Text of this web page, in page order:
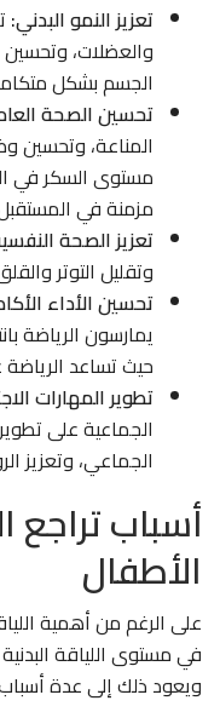
تعزيز النمو البدني:
والعضلات، وتحسين
الجسم بشكل
تحسين الصحة
المناعة، وتحسين
مستوى السكر في
مزمنة في
تعزيز الصحة
وتقليل التوتر
تحسين الأداء
يمارسون الرياضة
حيث تساعد الرياضة
تطوير المهارات
الجماعية على
الجماعي، وتعزيز
أسباب تراجع
الأطفال
على الرغم من أهمية
في مستوى اللياقة
ويعود ذلك إلى عدة